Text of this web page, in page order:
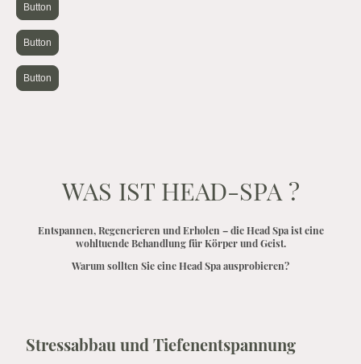
Button
Button
Button
WAS IST HEAD-SPA ?
Entspannen, Regenerieren und Erholen – die Head Spa ist eine
wohltuende Behandlung für Körper und Geist.
Warum sollten Sie eine Head Spa ausprobieren?
Stressabbau und Tiefenentspannung